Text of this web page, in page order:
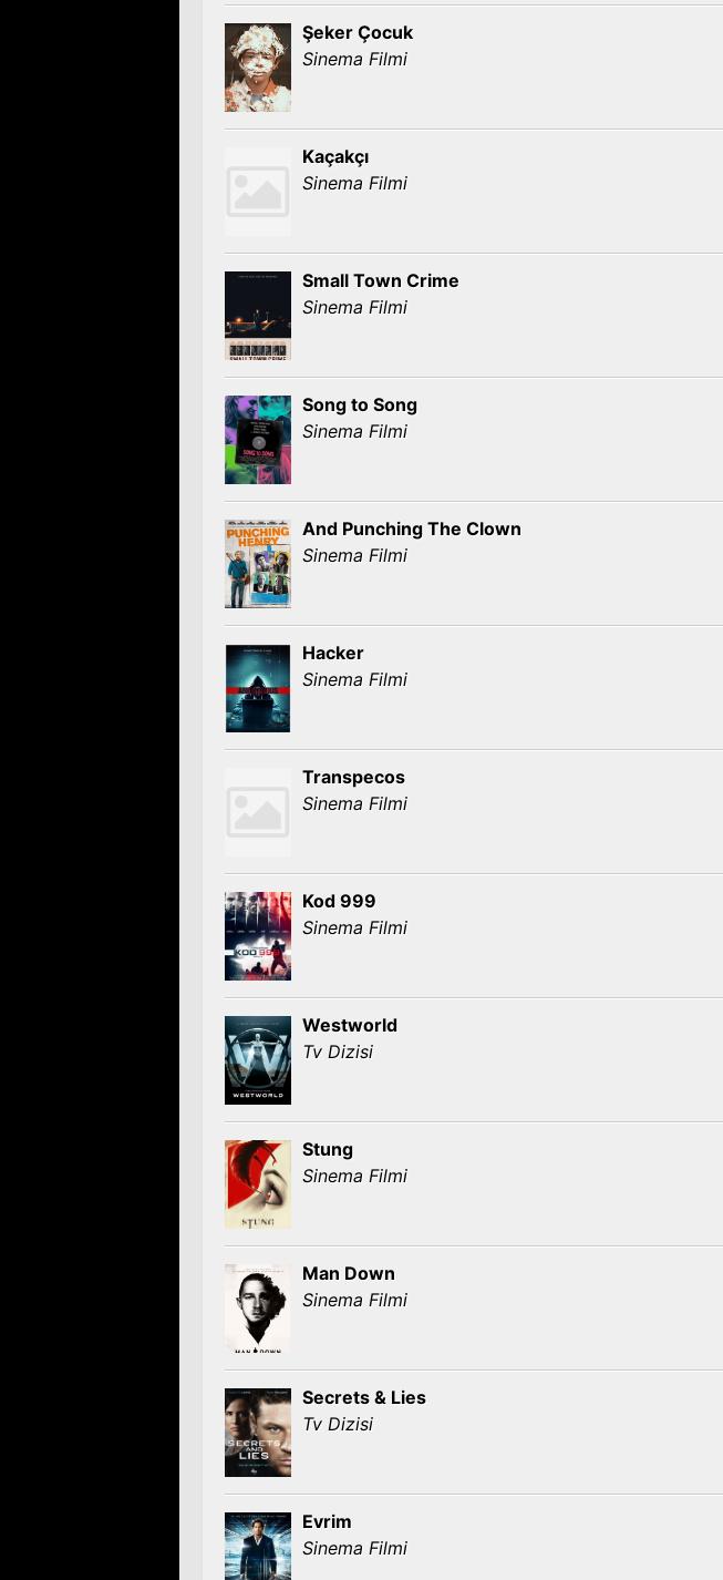
Şeker Çocuk
Sinema Filmi
Kaçakçı
Sinema Filmi
Small Town Crime
Sinema Filmi
Song to Song
Sinema Filmi
And Punching The Clown
Sinema Filmi
Hacker
Sinema Filmi
Transpecos
Sinema Filmi
Kod 999
Sinema Filmi
Westworld
Tv Dizisi
Stung
Sinema Filmi
Man Down
Sinema Filmi
Secrets & Lies
Tv Dizisi
Evrim
Sinema Filmi